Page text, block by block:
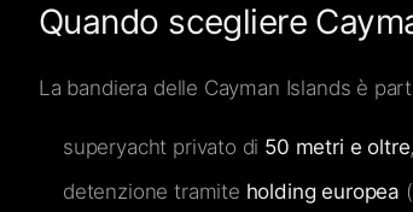
Quando scegliere
La bandiera delle Cayman Islands è
superyacht privato di 50 metri e oltre
detenzione tramite holding europea